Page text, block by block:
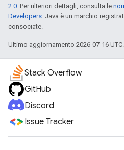
2.0 . Per ulteriori dettagli, consulta le
Developers . Java è un marchio
consociate.
Ultimo aggiornamento 2026-07-16 UTC.
Stack Overflow
GitHub
Discord
Issue Tracker